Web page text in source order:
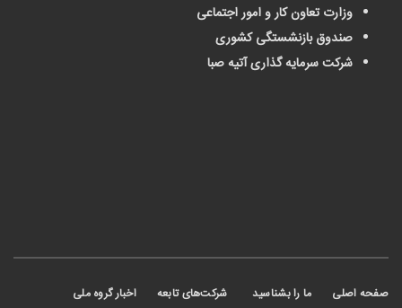
وزارت تعاون کار و امور اجتماعی
صندوق بازنشستگی کشوری
شرکت سرمایه گذاری آتیه صبا
اصلی ما را بشناسید شرکت‌های تابعه اخبار گروه ملی